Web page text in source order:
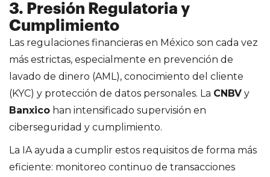
3. Presión Regulatoria y
Cumplimiento
Las regulaciones financieras en México son cada vez
más estrictas, especialmente en prevención de
lavado de dinero (AML), conocimiento del cliente
(KYC) y protección de datos personales. La CNBV y
Banxico han intensificado supervisión en
ciberseguridad y cumplimiento.
La IA ayuda a cumplir estos requisitos de forma más
eficiente: monitoreo continuo de transacciones